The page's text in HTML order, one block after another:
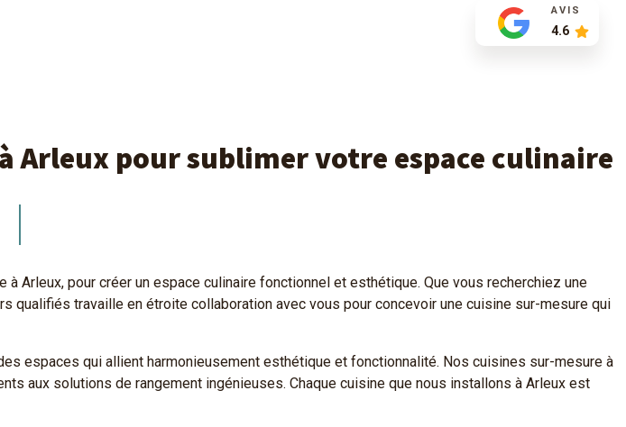
AVIS
4.6
Arleux pour sublimer votre espace culinaire
pour créer un espace culinaire fonctionnel et esthétique. Que vous recherchiez une
qualifiés travaille en étroite collaboration avec vous pour concevoir une cuisine sur-mesure qui
espaces qui allient harmonieusement esthétique et fonctionnalité. Nos cuisines sur-mesure à
aux solutions de rangement ingénieuses. Chaque cuisine que nous installons à Arleux est